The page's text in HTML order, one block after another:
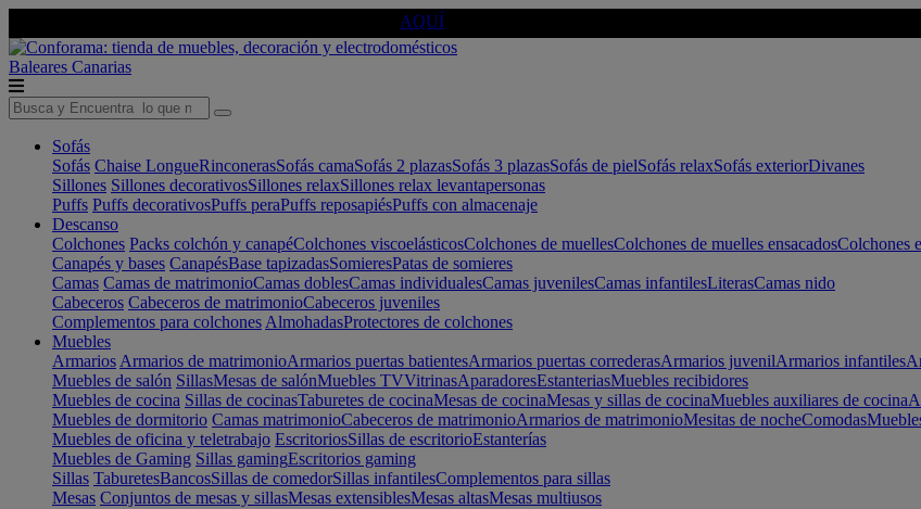
AQUÍ
Baleares Canarias
Sofás
Sofás Chaise LongueRinconerasSofás camaSofás 2 plazasSofás 3 plazasSofás de pielSofás relaxSofás exteriorDivanes
Sillones Sillones decorativosSillones relaxSillones relax levantapersonas
Puffs Puffs decorativosPuffs peraPuffs reposapiésPuffs con almacenaje
Descanso
Colchones Packs colchón y canapéColchones viscoelásticosColchones de muellesColchones de muelles ensacadosColchones
Canapés y bases CanapésBase tapizadasSomieresPatas de somieres
Camas Camas de matrimonioCamas doblesCamas individualesCamas juvenilesCamas infantilesLiterasCamas nido
Cabeceros Cabeceros de matrimonioCabeceros juveniles
Complementos para colchones AlmohadasProtectores de colchones
Muebles
Armarios Armarios de matrimonioArmarios puertas batientesArmarios puertas correderasArmarios juvenilArmarios infantiles
Muebles de salón SillasMesas de salónMuebles TVVitrinasAparadoresEstanteriasMuebles recibidores
Muebles de cocina Sillas de cocinasTaburetes de cocinaMesas de cocinaMesas y sillas de cocinaMuebles auxiliares de cocina
Muebles de dormitorio Camas matrimonioCabeceros de matrimonioArmarios de matrimonioMesitas de nocheComodas
Muebles de oficina y teletrabajo EscritoriosSillas de escritorioEstanterías
Muebles de Gaming Sillas gamingEscritorios gaming
Sillas TaburetesBancosSillas de comedorSillas infantilesComplementos para sillas
Mesas Conjuntos de mesas y sillasMesas extensiblesMesas altasMesas multiusos